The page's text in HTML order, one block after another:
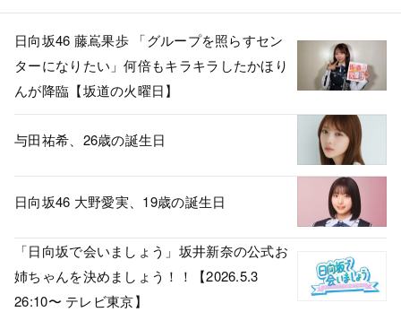
日向坂46 藤嶌果歩 「グループを照らすセン
ターになりたい」何倍もキラキラしたかほり
んが降臨【坂道の火曜日】
与田祐希、26歳の誕生日
日向坂46 大野愛実、19歳の誕生日
「日向坂で会いましょう」坂井新奈の公式お
姉ちゃんを決めましょう！！【2026.5.3
26:10〜 テレビ東京】